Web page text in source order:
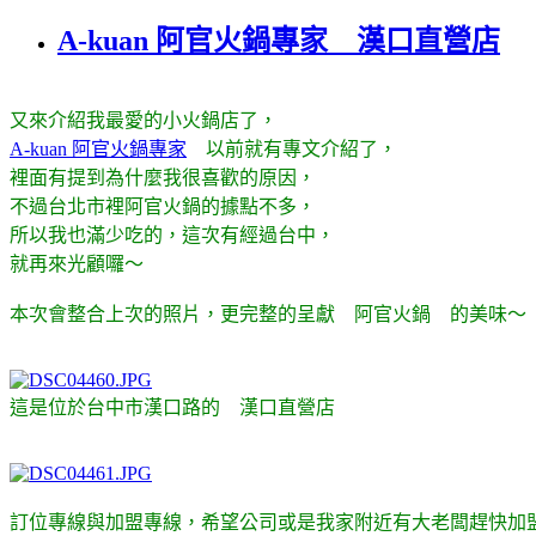
A-kuan 阿官火鍋專家 漢口直營店
又來介紹我最愛的小火鍋店了，
A-kuan 阿官火鍋專家 以前就有專文介紹了，
裡面有提到為什麼我很喜歡的原因，
不過台北市裡阿官火鍋的據點不多，
所以我也滿少吃的，這次有經過台中，
就再來光顧囉～
本次會整合上次的照片，更完整的呈獻 阿官火鍋 的美味～
這是位於台中市漢口路的 漢口直營店
訂位專線與加盟專線，希望公司或是我家附近有大老闆趕快